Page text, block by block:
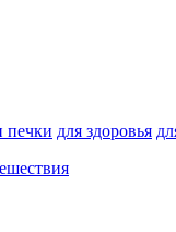
печки для здоровья